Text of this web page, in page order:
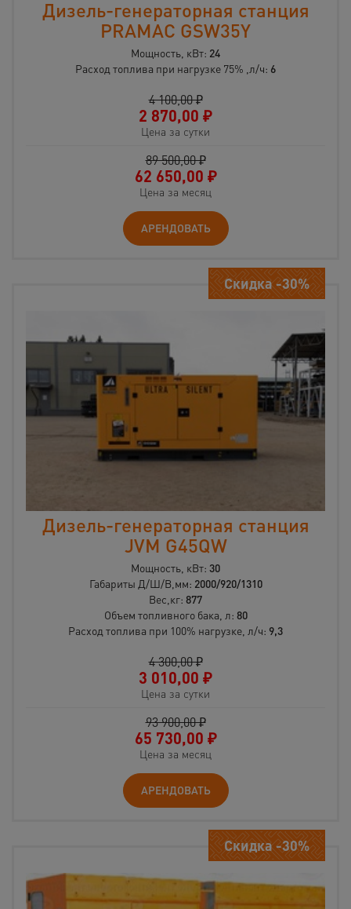
Дизель-генераторная станция
PRAMAC GSW35Y
Мощность, кВт: 24
Расход топлива при нагрузке 75% ,л/ч: 6
4 100,00 ₽
2 870,00 ₽
Цена за сутки
89 500,00 ₽
62 650,00 ₽
Цена за месяц
АРЕНДОВАТЬ
Скидка -30%
Дизель-генераторная станция
JVM G45QW
Мощность, кВт: 30
Габариты Д/Ш/В,мм: 2000/920/1310
Вес,кг: 877
Объем топливного бака, л: 80
Расход топлива при 100% нагрузке, л/ч: 9,3
4 300,00 ₽
3 010,00 ₽
Цена за сутки
93 900,00 ₽
65 730,00 ₽
Цена за месяц
АРЕНДОВАТЬ
Скидка -30%